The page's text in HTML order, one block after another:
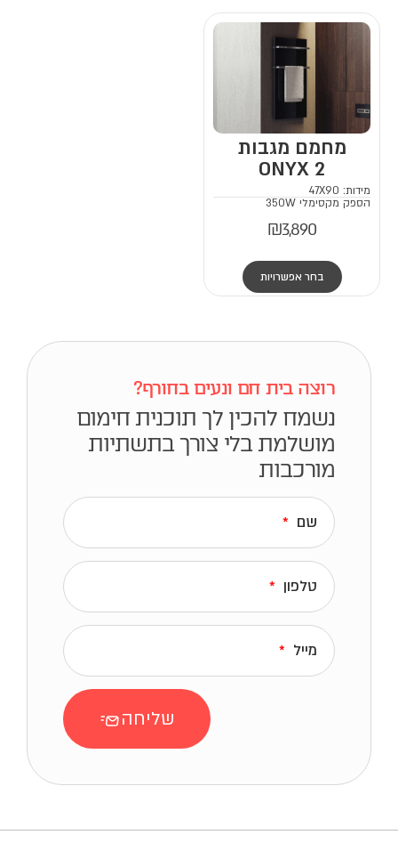
מחמם מגבות
ONYX 2
מידות: 47X90
הספק מקסימלי 350W
₪3,890
בחר אפשרויות
ל
מ
ה
י
מ
ו
ם
.
ו
רוצה בית חם ונעים בחורף?
נשמח להכין לך תוכנית חימום
מושלמת בלי צורך בתשתיות
מורכבות
שם
טלפון
מייל
שליחה